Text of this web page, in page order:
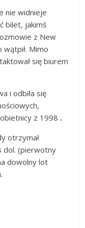
nie widnieje
bilet, jakimś
z New
Mimo
się biurem
i odbiła się
obietnicy z 1998.
otrzymał
dol. (pierwotny
dowolny lot